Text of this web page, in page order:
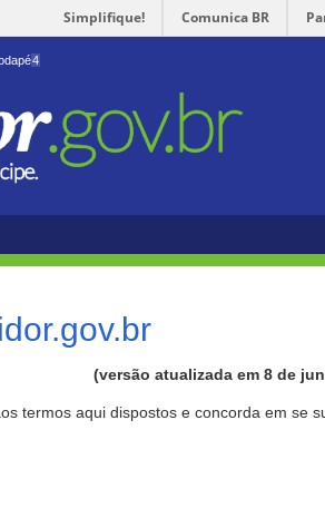
Simplifique! Comunica BR
4
(versão atualizada em 8 de
termos aqui dispostos e concorda em se